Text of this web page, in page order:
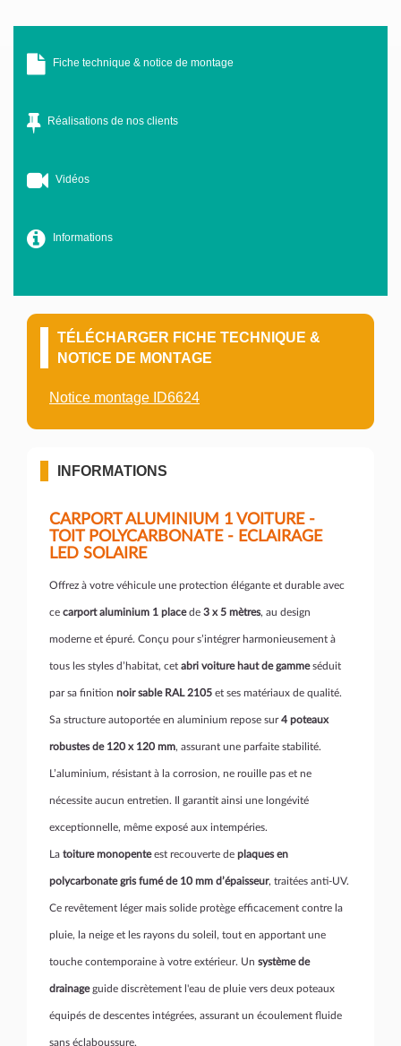
Fiche technique & notice de montage
Réalisations de nos clients
Vidéos
Informations
TÉLÉCHARGER FICHE TECHNIQUE &
NOTICE DE MONTAGE
Notice montage ID6624
INFORMATIONS
CARPORT ALUMINIUM 1 VOITURE -
TOIT POLYCARBONATE - ECLAIRAGE
LED SOLAIRE
Offrez à votre véhicule une protection élégante et durable avec
ce carport aluminium 1 placede 3 x 5 mètres, au design
moderne et épuré. Conçu pour s’intégrer harmonieusement à
tous les styles d’habitat, cet abri voiture haut de gammeséduit
par sa finition noir sable RAL 2105 et ses matériaux de qualité.
Sa structure autoportée en aluminium repose sur4 poteaux
robustes de 120 x 120 mm, assurant une parfaite stabilité.
L’aluminium, résistant à la corrosion, ne rouille pas et ne
nécessite aucun entretien. Il garantit ainsi une longévité
exceptionnelle, même exposé aux intempéries.
La toiture monopenteest recouverte de plaques en
polycarbonate gris fumé de 10 mm d’épaisseur, traitées anti-UV.
Ce revêtement léger mais solide protège efficacement contre la
pluie, la neige et les rayons du soleil, tout en apportant une
touche contemporaine à votre extérieur. Un système de
drainageguide discrètement l'eau de pluie vers deux poteaux
équipés de descentes intégrées, assurant un écoulement fluide
sans éclaboussure.